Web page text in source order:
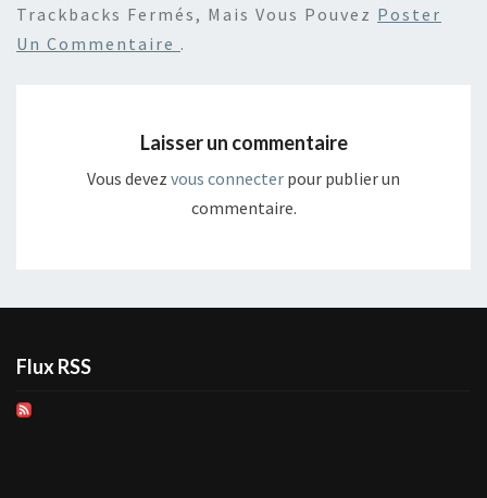
Trackbacks Fermés, Mais Vous Pouvez Poster
Un Commentaire .
Laisser un commentaire
Vous devez vous connecter pour publier un
commentaire.
Flux RSS